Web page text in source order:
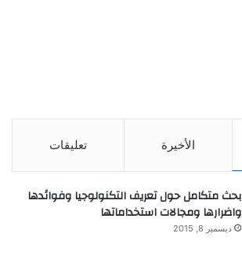
الأخيرة تعليقات
بحث متكامل حول تعريف التكنولوجيا وفوائدها
واضرارها ومجالات استخداماتها
ديسمبر 8, 2015